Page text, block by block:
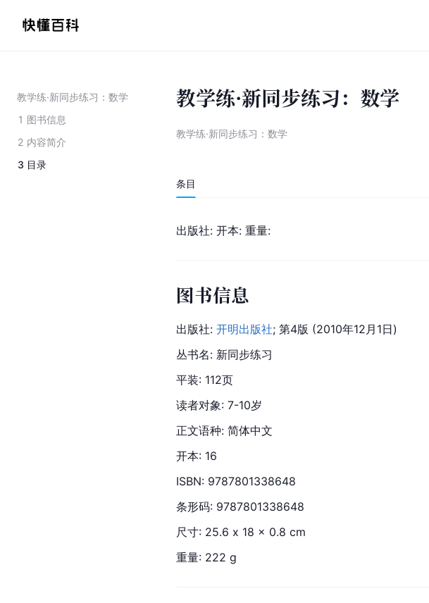
教学练·新同步练习：数学
1 图书信息
2 内容简介
3 目录
教学练·新同步练习：数学
教学练·新同步练习：数学
条目
出版社: 开本: 重量:
图书信息
出版社: 开明出版社; 第4版 (2010年12月1日)
丛书名: 新同步练习
平装: 112页
读者对象: 7-10岁
正文语种: 简体中文
开本: 16
ISBN: 9787801338648
条形码: 9787801338648
尺寸: 25.6 x 18 x 0.8 cm
重量: 222 g